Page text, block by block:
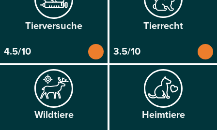
Tier­versuche
4.5/10
Tier­recht
3.5/10
Wild­tiere
Heim­tiere